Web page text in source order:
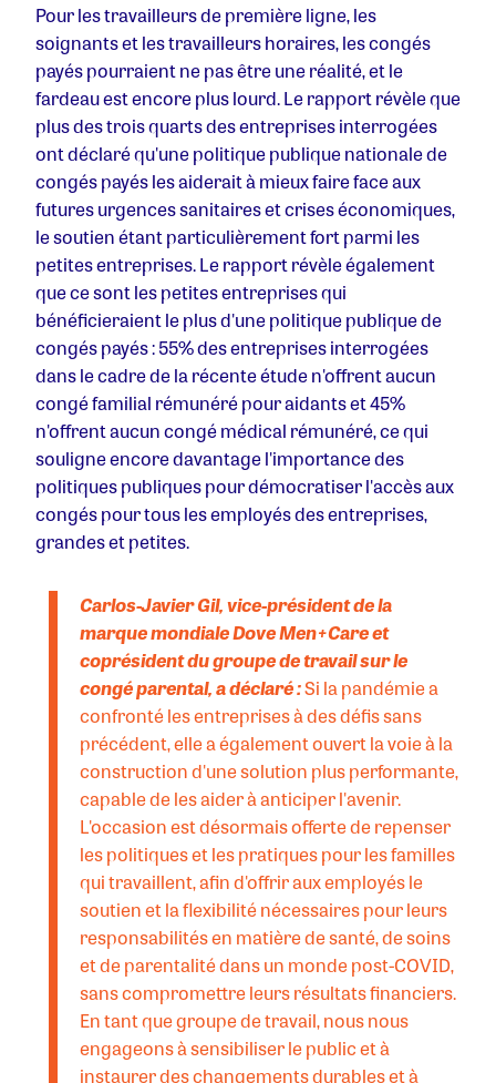
Pour les travailleurs de première ligne, les
soignants et les travailleurs horaires, les congés
payés pourraient ne pas être une réalité, et le
fardeau est encore plus lourd. Le rapport révèle que
plus des trois quarts des entreprises interrogées
ont déclaré qu'une politique publique nationale de
congés payés les aiderait à mieux faire face aux
futures urgences sanitaires et crises économiques,
le soutien étant particulièrement fort parmi les
petites entreprises. Le rapport révèle également
que ce sont les petites entreprises qui
bénéficieraient le plus d'une politique publique de
congés payés : 55% des entreprises interrogées
dans le cadre de la récente étude n'offrent aucun
congé familial rémunéré pour aidants et 45%
n'offrent aucun congé médical rémunéré, ce qui
souligne encore davantage l'importance des
politiques publiques pour démocratiser l'accès aux
congés pour tous les employés des entreprises,
grandes et petites.
Carlos-Javier Gil, vice-président de la
marque mondiale Dove Men+Care et
coprésident du groupe de travail sur le
congé parental, a déclaré :Si la pandémie a
confronté les entreprises à des défis sans
précédent, elle a également ouvert la voie à la
construction d'une solution plus performante,
capable de les aider à anticiper l'avenir.
L'occasion est désormais offerte de repenser
les politiques et les pratiques pour les familles
qui travaillent, afin d'offrir aux employés le
soutien et la flexibilité nécessaires pour leurs
responsabilités en matière de santé, de soins
et de parentalité dans un monde post-COVID,
sans compromettre leurs résultats financiers.
En tant que groupe de travail, nous nous
engageons à sensibiliser le public et à
instaurer des changements durables et à